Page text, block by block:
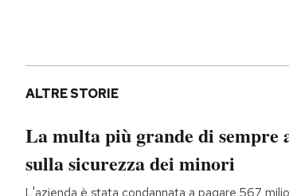
ALTRE STORIE
La multa più grande di sempre
sulla sicurezza dei minori